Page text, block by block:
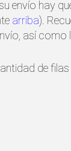
envío hay
arriba).
así como
de